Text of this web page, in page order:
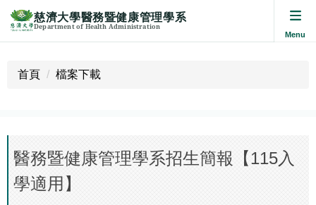
容
區
慈濟大學醫務暨健康管理學系
Department of Health Administration
首頁 檔案下載
醫務暨健康管理學系招生簡報【115入
學適用】